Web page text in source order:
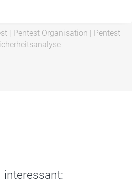
Pentest Organisation
Pentest
interessant: